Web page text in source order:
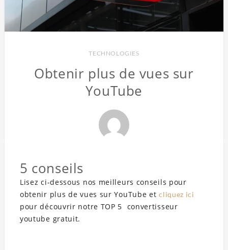
TECHNOLOGIES
Obtenir plus de vues sur
YouTube
5 conseils
Lisez ci-dessous nos meilleurs conseils pour
obtenir plus de vues sur YouTube etcliquez ici
pour découvrir notre TOP 5 convertisseur
youtube gratuit.